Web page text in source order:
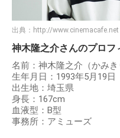
出典： http://www.cinemacafe.net
神木隆之介さんのプロフ
名前：神木隆之介（かみき
生年月日：1993年5月19日
出生地：埼玉県
身長：167cm
血液型：B型
事務所：アミューズ